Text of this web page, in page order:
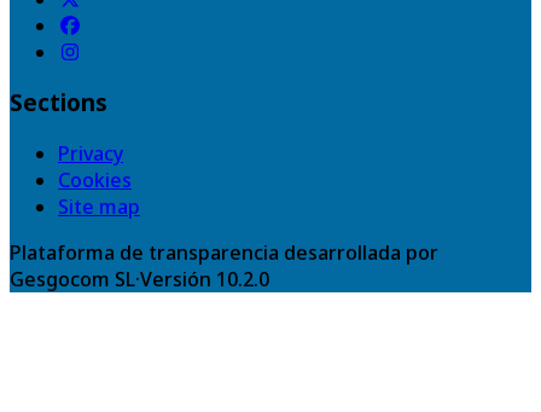
Sections
Privacy
Cookies
Site map
Plataforma de transparencia desarrollada por
Gesgocom SL·Versión 10.2.0